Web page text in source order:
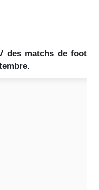
des matchs de foot